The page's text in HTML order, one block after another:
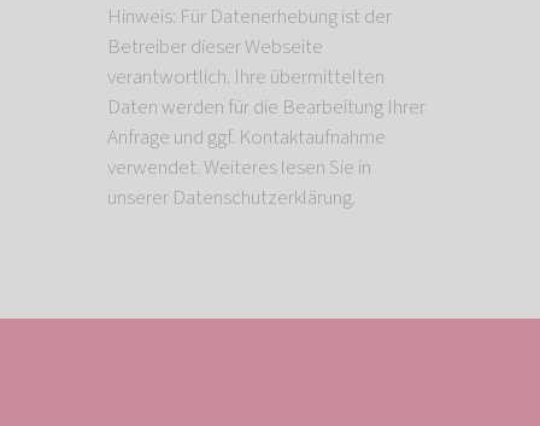
Hinweis: Für Datenerhebung ist der
Betreiber dieser Webseite
verantwortlich. Ihre übermittelten
Daten werden für die Bearbeitung Ihrer
Anfrage und ggf. Kontaktaufnahme
verwendet. Weiteres lesen Sie in
unserer Datenschutzerklärung.